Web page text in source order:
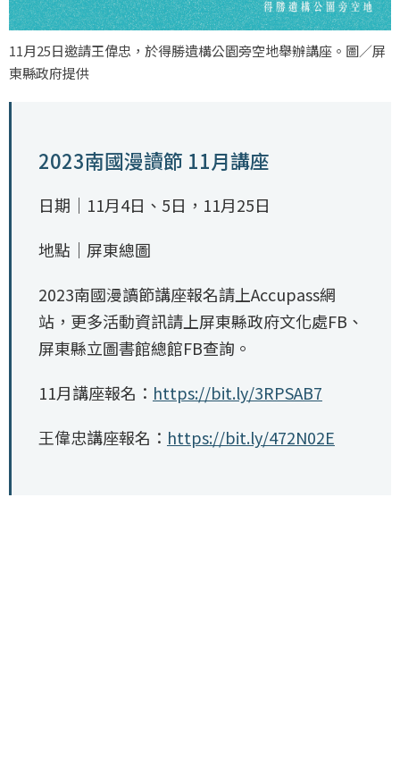
11月25日邀請王偉忠，於得勝遺構公園旁空地舉辦講座。圖／屏
東縣政府提供
2023南國漫讀節 11月講座
日期｜11月4日、5日，11月25日
地點｜屏東總圖
2023南國漫讀節講座報名請上Accupass網
站，更多活動資訊請上屏東縣政府文化處FB、
屏東縣立圖書館總館FB查詢。
11月講座報名： https://bit.ly/3RPSAB7
王偉忠講座報名： https://bit.ly/472N02E